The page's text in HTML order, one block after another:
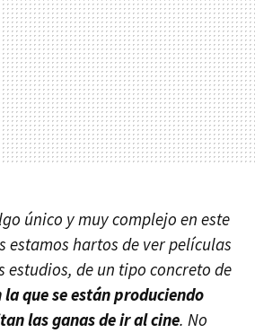
único y muy complejo en este
estamos hartos de ver películas
estudios, de un tipo concreto de
la que se están produciendo
las ganas de ir al cine. No